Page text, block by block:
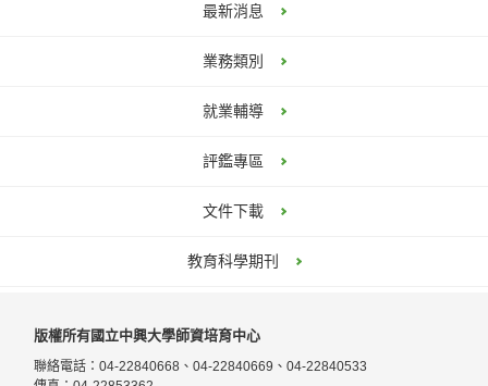
最新消息
業務類別
就業輔導
評鑑專區
文件下載
教育科學期刊
版權所有國立中興大學師資培育中心
聯絡電話：04-22840668、04-22840669、04-22840533